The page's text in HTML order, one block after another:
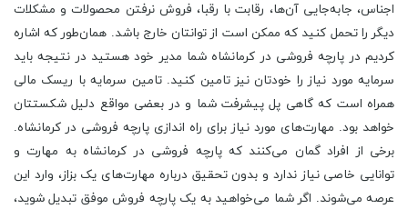
اجناس، جابه‌جایی آن‌ها، رقابت با رقبا، فروش نرفتن محصولات و مشکلات
دیگر را تحمل کنید که ممکن است از توانتان خارج باشد. همان‌طور که اشاره
کردیم در پارچه فروشی در کرمانشاه شما مدیر خود هستید در نتیجه باید
سرمایه مورد نیاز را خودتان نیز تامین کنید. تامین سرمایه با ریسک مالی
همراه است که گاهی پل پیشرفت شما و در بعضی مواقع دلیل شکستتان
خواهد بود. مهارت‌های مورد نیاز برای راه اندازی پارچه فروشی در کرمانشاه.
برخی از افراد گمان می‌کنند که پارچه فروشی در کرمانشاه به مهارت و
توانایی خاصی نیاز ندارد و بدون تحقیق درباره مهارت‌های یک بزاز، وارد این
عرصه می‌شوند. اگر شما می‌خواهید به یک پارچه ‌فروش موفق تبدیل شوید،